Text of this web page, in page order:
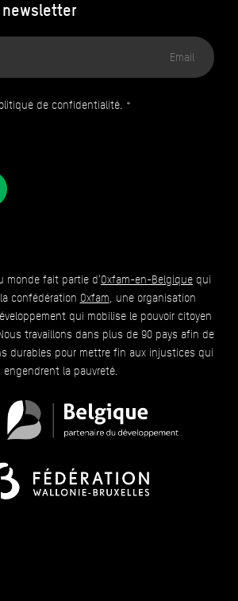
newsletter
de confidentialité. *
monde fait partie d'Oxfam-en-Belgique qui
confédération Oxfam, une organisation
qui mobilise le pouvoir citoyen
travaillons dans plus de 90 pays afin de
durables pour mettre fin aux injustices qui
engendrent la pauvreté.